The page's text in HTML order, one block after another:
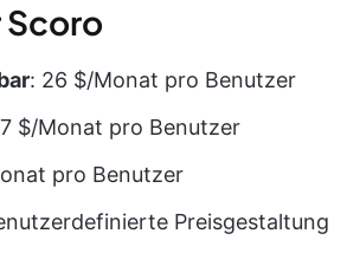
Scoro
: 26 $/Monat pro Benutzer
$/Monat pro Benutzer
pro Benutzer
Preisgestaltung